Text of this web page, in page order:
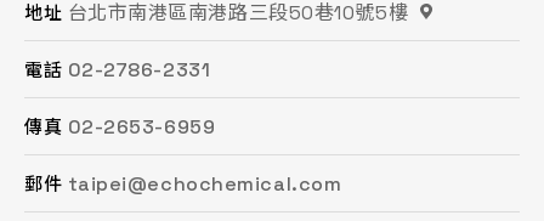
地址 台北市南港區南港路三段50巷10號5樓
電話 02-2786-2331
傳真 02-2653-6959
郵件 taipei@echochemical.com
地址 桃園市平鎮區復興街62號2樓
電話 03-494-6939
傳真 03-493-0687
郵件 chungli@echochemical.com
地址 苗栗縣頭份市工業路16號
電話 037-621-088
傳真 037-615-096
郵件 miaoli@echochemical.com
地址 台中市南屯區文心路一段218號15F之2
電話 04-2472-8859
傳真 04-2472-8825
郵件 taichung@echochemical.com
地址 台南市永康區鹽洲一街63巷33號
電話 06-243-6589
傳真 06-253-8208
郵件 tainan@echochemical.com
地址 高雄市鳳山區鳳頂路479號
電話 07-753-9988
傳真 07-753-1958
郵件 kaohsiung@echochemical.com